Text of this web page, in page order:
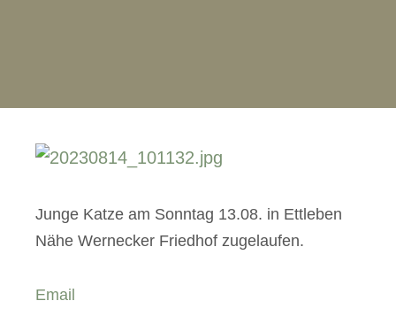
Junge Katze am Sonntag 13.08. in Ettleben
Nähe Wernecker Friedhof zugelaufen.
Email